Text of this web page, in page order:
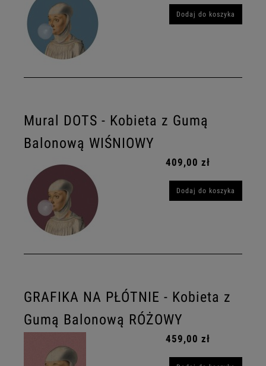
Dodaj do koszyka
Mural DOTS - Kobieta z Gumą
Balonową WIŚNIOWY
409,00 zł
Dodaj do koszyka
GRAFIKA NA PŁÓTNIE - Kobieta z
Gumą Balonową RÓŻOWY
459,00 zł